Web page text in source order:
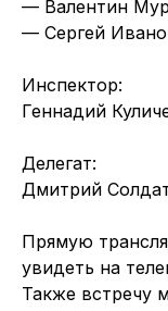
— Валентин
— Сергей
Инспектор:
Геннадий
Делегат:
Дмитрий
Прямую
увидеть на
Также встречу